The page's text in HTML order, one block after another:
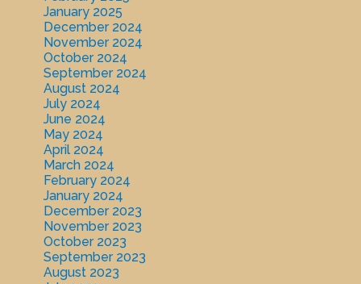
January 2025
December 2024
November 2024
October 2024
September 2024
August 2024
July 2024
June 2024
May 2024
April 2024
March 2024
February 2024
January 2024
December 2023
November 2023
October 2023
September 2023
August 2023